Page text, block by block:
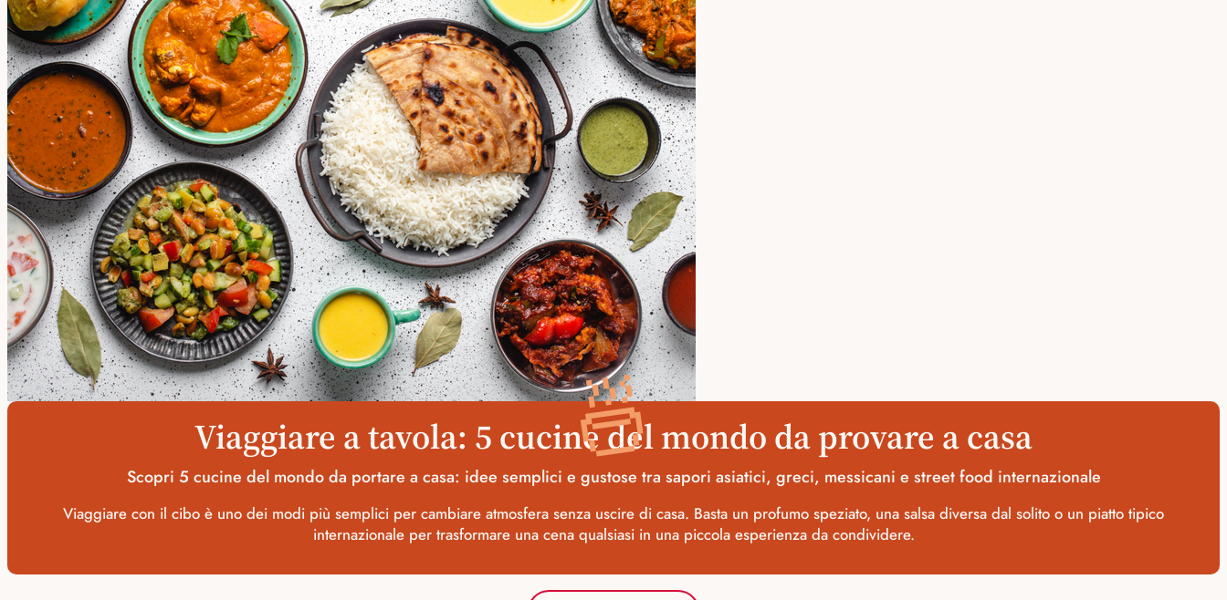
🍜
Viaggiare a tavola: 5 cucine del mondo da provare a casa
Scopri 5 cucine del mondo da portare a casa: idee semplici e gustose tra sapori asiatici, greci, messicani e street food internazionale
Viaggiare con il cibo è uno dei modi più semplici per cambiare atmosfera senza uscire di casa. Basta un profumo speziato, una salsa diversa dal solito o un piatto tipico
internazionale per trasformare una cena qualsiasi in una piccola esperienza da condividere.